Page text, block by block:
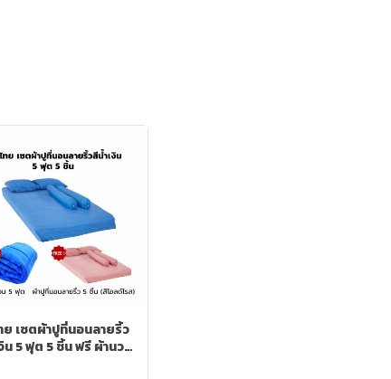
ย เซตผ้าปูที่นอนลายริ้ว
น 5 ฟุต 5 ชิ้น ฟรี ผ้านวม